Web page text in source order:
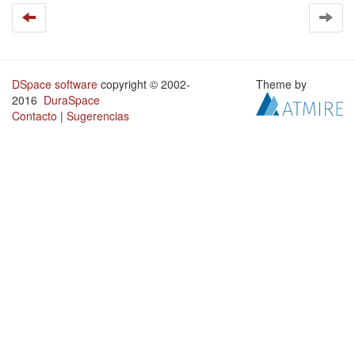
DSpace software copyright © 2002-
2016 DuraSpace
Contacto | Sugerencias
Theme by